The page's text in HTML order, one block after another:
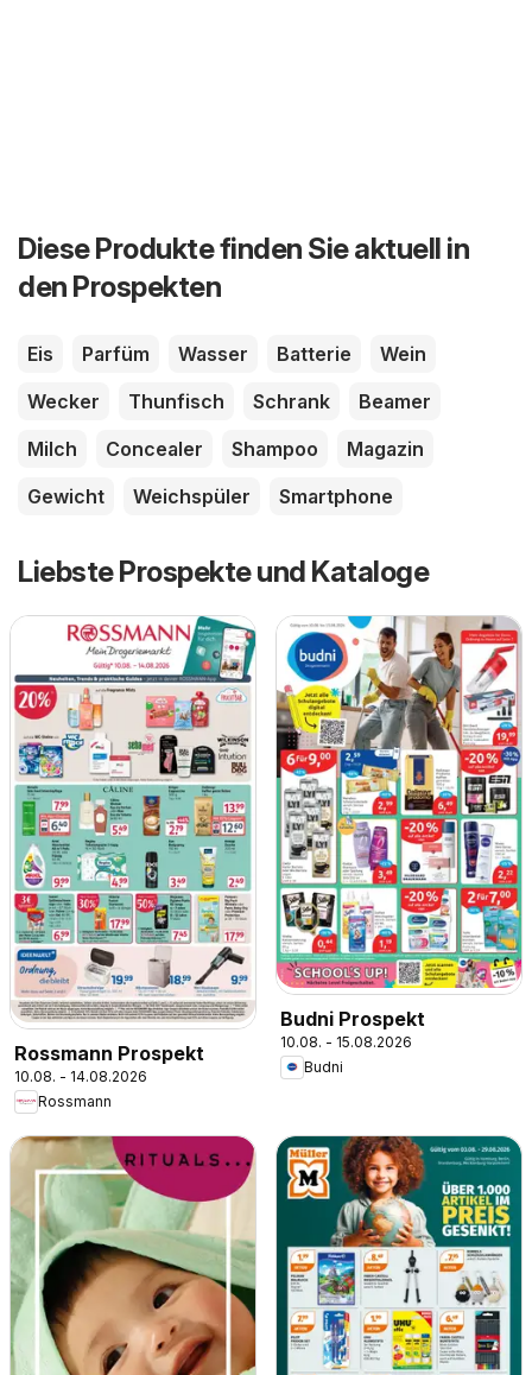
Diese Produkte finden Sie aktuell in
den Prospekten
Eis Parfüm Wasser Batterie
Wein
Wecker
Thunfisch Schrank
Beamer
Milch
Concealer Shampoo
Magazin
Gewicht
Weichspüler Smartphone
Liebste Prospekte und Kataloge
Rossmann Prospekt
10.08. - 14.08.2026
Rossmann
Budni Prospekt
10.08. - 15.08.2026
Budni